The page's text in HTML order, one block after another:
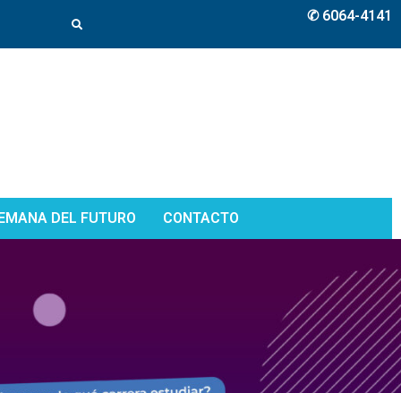
✆ 6064-4141
DEL FUTURO CONTACTO